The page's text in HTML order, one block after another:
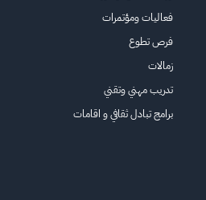
فعاليات ومؤتمرات
فرص تطوع
زمالات
تدريب مهني وتقني
برامج تبادل ثقافي و اقامات